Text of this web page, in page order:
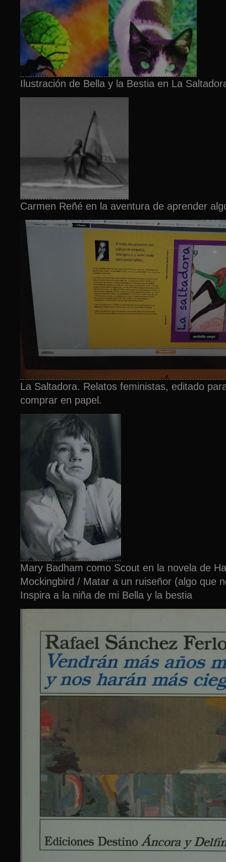
Ilustración de Bella y la Bestia en La
Carmen Reñé en la aventura de aprender
La Saltadora. Relatos feministas, editado
comprar en papel.
Mary Badham como Scout en la novela de
Mockingbird / Matar a un ruiseñor (algo que
Inspira a la niña de mi Bella y la bestia